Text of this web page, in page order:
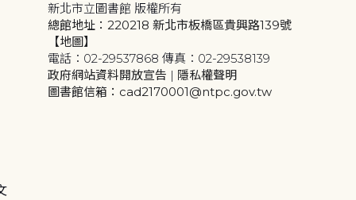
新北市立圖書館 版權所有
總館地址：220218 新北市板橋區貴興路139號
【地圖】
電話：02-29537868 傳真：02-29538139
政府網站資料開放宣告 | 隱私權聲明
圖書館信箱：cad2170001@ntpc.gov.tw